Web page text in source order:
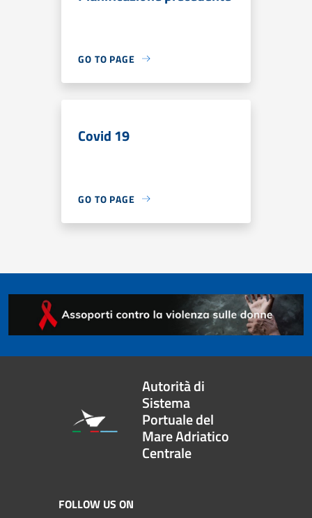
GO TO PAGE
Covid 19
GO TO PAGE
Autorità di
Sistema
Portuale del
Mare Adriatico
Centrale
FOLLOW US ON